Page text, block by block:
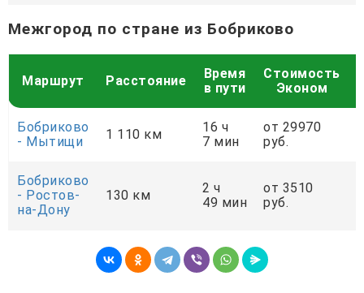
Межгород по стране из Бобриково
Маршрут Расстояние
Время
в пути
Стоимость
Эконом
Бобриково
- Мытищи
1 110 км
16 ч
7 мин
от 29970
руб.
Бобриково
- Ростов-
на-Дону
130 км
2 ч
49 мин
от 3510
руб.